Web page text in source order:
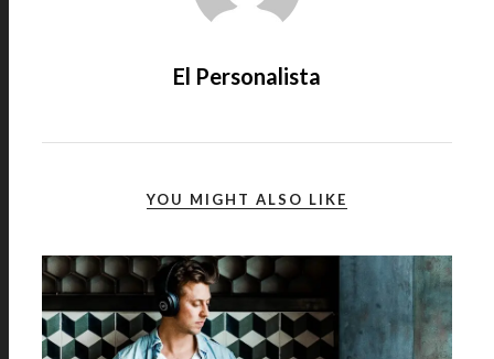
El Personalista
YOU MIGHT ALSO LIKE